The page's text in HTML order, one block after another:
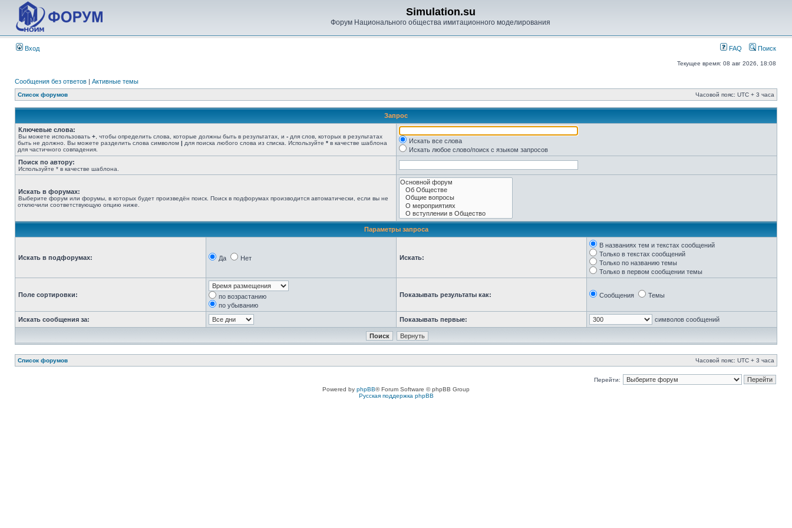
Simulation.su
Форум Национального общества имитационного моделирования
Вход FAQ Поиск
Текущее время: 08 авг 2026, 18:08
Сообщения без ответов | Активные темы
Список форумов Часовой пояс: UTC + 3 часа
Запрос
Ключевые слова:
Вы можете использовать + , чтобы определить слова, которые должны быть в результатах, и - для слов, которых в результатах
быть не должно. Вы можете разделить слова символом | для поиска любого слова из списка. Используйте * в качестве шаблона
для частичного совпадения.
Искать все слова
Искать любое слово/поиск с языком запросов
Поиск по автору:
Используйте * в качестве шаблона.
Искать в форумах:
Выберите форум или форумы, в которых будет произведён поиск. Поиск в подфорумах производится автоматически, если вы не
отключили соответствующую опцию ниже.
Параметры запроса
Искать в подфорумах: Да Нет Искать:
В названиях тем и текстах сообщений
Только в текстах сообщений
Только по названию темы
Только в первом сообщении темы
Поле сортировки:
по возрастанию
по убыванию
Показывать результаты как: Сообщения Темы
Искать сообщения за: Показывать первые: символов сообщений
Список форумов Часовой пояс: UTC + 3 часа
Перейти:
Powered by phpBB® Forum Software © phpBB Group
Русская поддержка phpBB